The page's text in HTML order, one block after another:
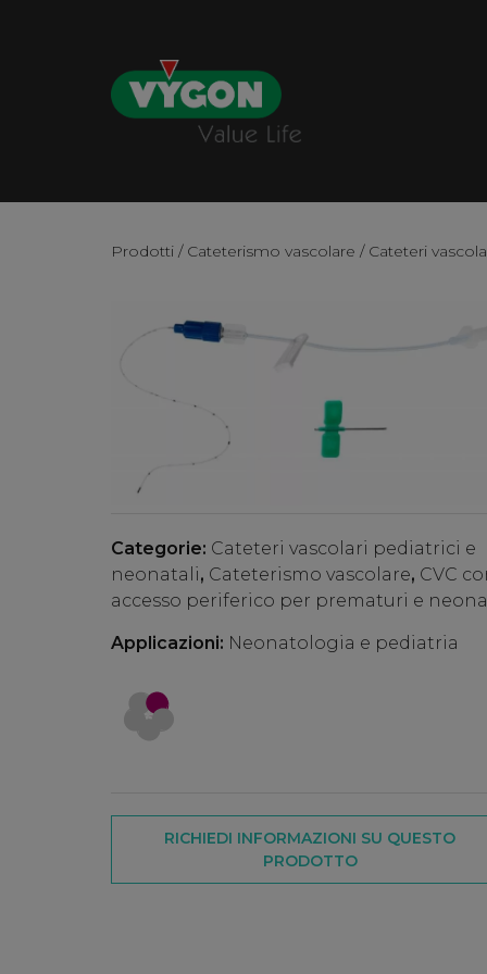
Prodotti / Cateterismo vascolare / Cateteri
Categorie: Cateteri vascolari pediatrici e
neonatali, Cateterismo vascolare, CVC
accesso periferico per prematuri e
Applicazioni: Neonatologia e pediatria
RICHIEDI INFORMAZIONI SU QUESTO
PRODOTTO